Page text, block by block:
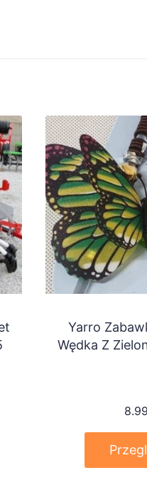
Yarro
Wędka Z
8.99